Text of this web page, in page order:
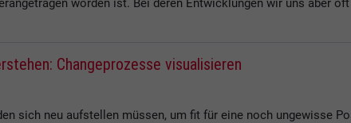
worden ist. Bei deren Entwicklungen wir uns aber
Changeprozesse visualisieren
sich neu aufstellen müssen, um fit für eine noch ungewisse